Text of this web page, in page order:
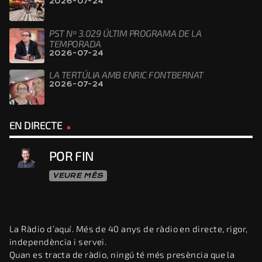
PST Nº 3.029 ÚLTIM PROGRAMA DE LA
TEMPORADA
2026-07-24
LA TERTÚLIA AMB ENRIC FONTBERNAT
2026-07-24
EN DIRECTE
POR FIN
VEURE MÉS
La Ràdio d’aquí. Més de 40 anys de ràdio en directe, rigor,
independència i servei.
Quan es tracta de ràdio, ningú té més presència que la